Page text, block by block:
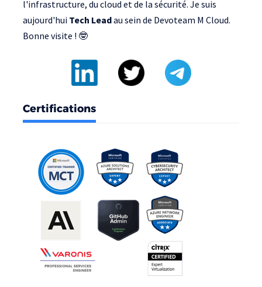
l'infrastructure, du cloud et de la sécurité. Je suis
aujourd'hui Tech Leadau sein de Devoteam M Cloud.
Bonne visite ! 🤓
Certifications